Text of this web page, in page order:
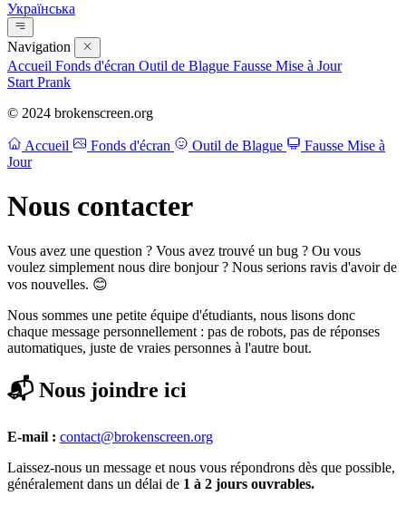
Українська
Navigation
Accueil Fonds d'écran Outil de Blague Fausse Mise à Jour
Start Prank
© 2024 brokenscreen.org
Accueil Fonds d'écran Outil de Blague
Fausse Mise à
Jour
Nous contacter
Vous avez une question ? Vous avez trouvé un bug ? Ou vous
voulez simplement nous dire bonjour ? Nous serions ravis d'avoir de
vos nouvelles. 😊
Nous sommes une petite équipe d'étudiants, nous lisons donc
chaque message personnellement : pas de robots, pas de réponses
automatiques, juste de vraies personnes à l'autre bout.
📬 Nous joindre ici
E-mail : contact@brokenscreen.org
Laissez-nous un message et nous vous répondrons dès que possible,
généralement dans un délai de 1 à 2 jours ouvrables.